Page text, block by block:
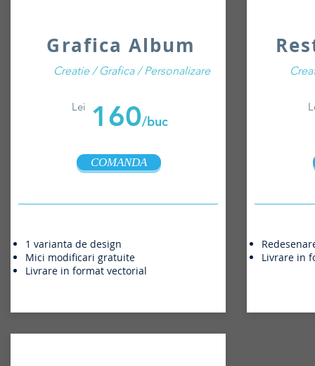
Grafica Album
Creatie / Grafica / Personalizare
160/buc
Lei
COMANDA
1 varianta de design
Mici modificari gratuite
Livrare in format vectorial
Livrare in